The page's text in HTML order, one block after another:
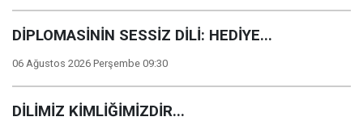
DİPLOMASİNİN SESSİZ DİLİ: HEDİYE...
06 Ağustos 2026 Perşembe 09:30
DİLİMİZ KİMLİĞİMİZDİR...